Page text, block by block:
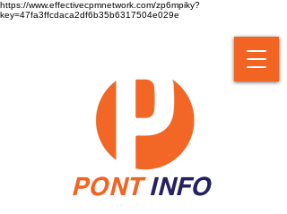
https://www.effectivecpmnetwork.com/zp6mpiky?
key=47fa3ffcdaca2df6b35b6317504e029e
PONTINFO